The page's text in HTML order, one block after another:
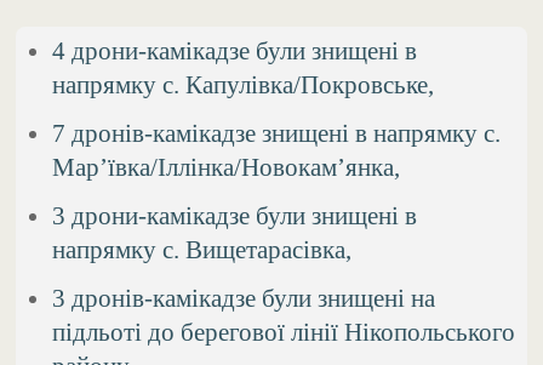
4 дрони-камікадзе були знищені в
напрямку с. Капулівка/Покровське,
7 дронів-камікадзе знищені в напрямку с.
Мар’ївка/Іллінка/Новокам’янка,
3 дрони-камікадзе були знищені в
напрямку с. Вищетарасівка,
3 дронів-камікадзе були знищені на
підльоті до берегової лінії Нікопольського